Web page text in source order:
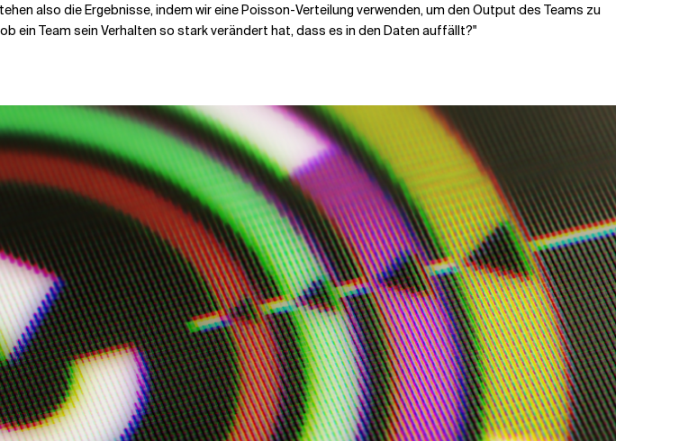
also die Ergebnisse, indem wir eine Poisson-Verteilung verwenden, um den Output des Teams zu
Team sein Verhalten so stark verändert hat, dass es in den Daten auffällt?"